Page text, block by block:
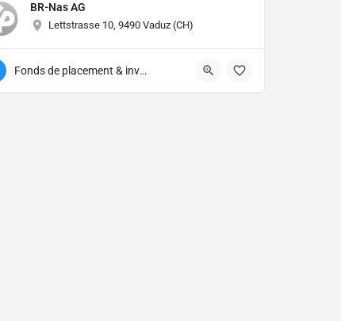
BR-Nas AG
Lettstrasse 10, 9490 Vaduz (CH)
Fonds de placement & investissement